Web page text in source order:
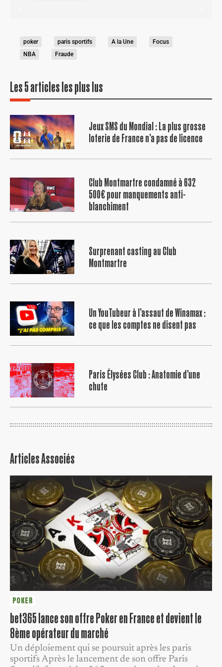
poker paris sportifs A la Une
Focus
NBA
Fraude
Les 5 articles les plus lus
Jeux SMS du Mondial : La plus grosse
loterie de France n’a pas de licence
Club Montmartre condamné à 632
500€ pour manquements anti-
blanchiment
Surprenant casting au Club
Montmartre
Un YouTubeur à l’assaut de Winamax :
ce que les comptes ne disent pas
Paris Élysées Club : Anatomie d’une
chute
Articles Associés
POKER
bet365 lance son offre Poker en France et devient le
8ème opérateur du marché
Un déploiement qui se poursuit après les paris
sportifs Après le lancement de son offre Paris